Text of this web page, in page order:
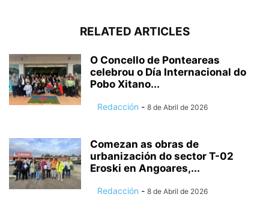
RELATED ARTICLES
O Concello de Ponteareas
celebrou o Día Internacional do
Pobo Xitano...
Redacción - 8 de Abril de 2026
Comezan as obras de
urbanización do sector T-02
Eroski en Angoares,...
Redacción - 8 de Abril de 2026